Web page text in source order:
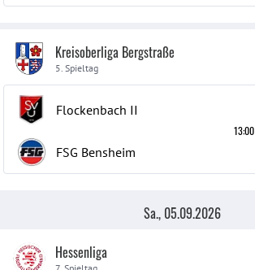
Kreisoberliga Bergstraße
5. Spieltag
Flockenbach II
FSG Bensheim
13:00
Sa., 05.09.2026
Hessenliga